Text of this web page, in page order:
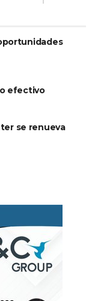
efectivo
se renueva